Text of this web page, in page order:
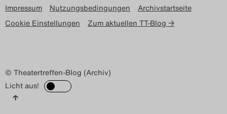
Impressum Nutzungsbedingungen
Archivstartseite
Cookie Einstellungen
Zum aktuellen TT-Blog →
© Theatertreffen-Blog (Archiv)
Licht aus!
↑